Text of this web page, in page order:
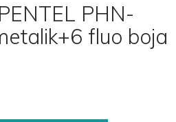
PHN-
fluo boja